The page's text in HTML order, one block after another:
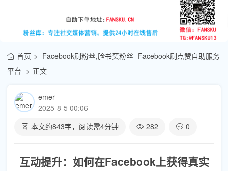
首页
Facebook刷粉丝,脸书买粉丝 -Facebook刷点赞自助服务
平台
正文
emer
2025-8-5 00:06
本文约843字，阅读需4分钟 282 0
互动提升：如何在Facebook上获得真实